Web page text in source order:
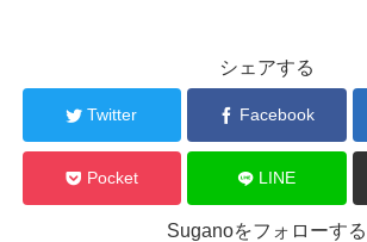
シェアする
Twitter Facebook
Pocket LINE
Suganoをフォローする